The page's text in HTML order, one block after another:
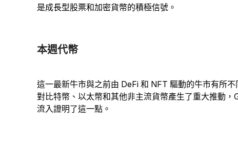
是成長型股票和加密貨幣的積極信號。
本週代幣
這一最新牛市與之前由 DeFi 和 NFT 驅動的牛市有所
對比特幣、以太幣和其他非主流貨幣產生了重大推動
流入證明了這一點。